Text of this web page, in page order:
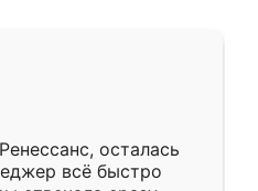
осталась
всё быстро